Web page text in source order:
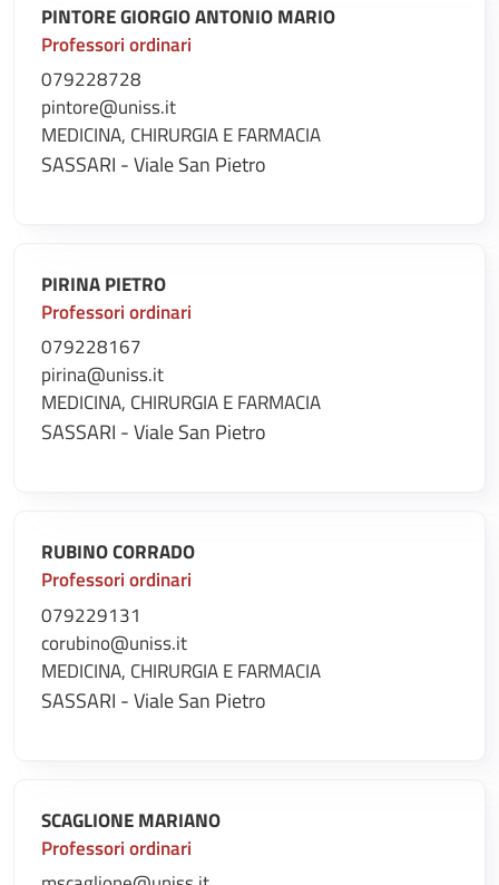
PINTORE GIORGIO ANTONIO MARIO
Professori ordinari
079228728
pintore@uniss.it
MEDICINA, CHIRURGIA E FARMACIA
SASSARI - Viale San Pietro
PIRINA PIETRO
Professori ordinari
079228167
pirina@uniss.it
MEDICINA, CHIRURGIA E FARMACIA
SASSARI - Viale San Pietro
RUBINO CORRADO
Professori ordinari
079229131
corubino@uniss.it
MEDICINA, CHIRURGIA E FARMACIA
SASSARI - Viale San Pietro
SCAGLIONE MARIANO
Professori ordinari